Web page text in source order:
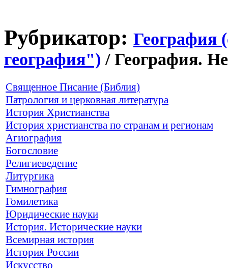
Рубрикатор: География
география") / География.
Священное Писание (Библия)
Патрология и церковная литература
История Христианства
История христианства по странам и регионам
Агиография
Богословие
Религиеведение
Литургика
Гимнография
Гомилетика
Юридические науки
История. Исторические науки
Всемирная история
История России
Искусство